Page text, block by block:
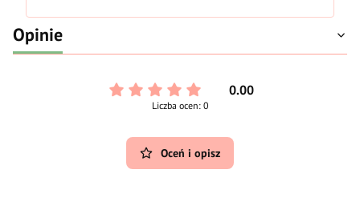
Opinie
0.00
Liczba ocen: 0
Oceń i opisz